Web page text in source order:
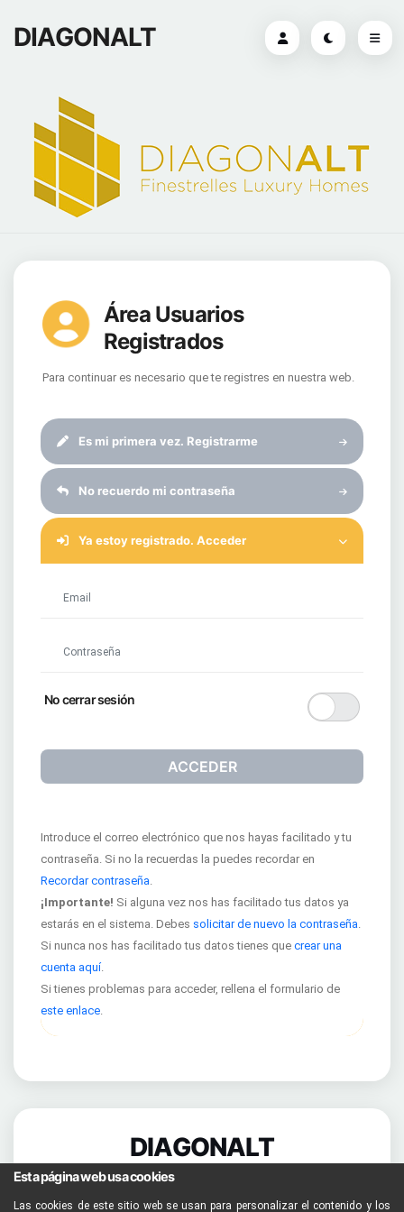
DIAGONALT
Área Usuarios
Registrados
Para continuar es necesario que te registres en nuestra web.
Es mi primera vez. Registrarme
No recuerdo mi contraseña
Ya estoy registrado. Acceder
No cerrar sesión
ACCEDER
Introduce el correo electrónico que nos hayas facilitado y tu
contraseña. Si no la recuerdas la puedes recordar en
Recordar contraseña.
¡Importante! Si alguna vez nos has facilitado tus datos ya
estarás en el sistema. Debes solicitar de nuevo la contraseña.
Si nunca nos has facilitado tus datos tienes que crear una
cuenta aquí.
Si tienes problemas para acceder, rellena el formulario de
este enlace.
DIAGONALT
© 2023 DIAGONALT.
Esta página web usa cookies
Las cookies de este sitio web se usan para personalizar el contenido y los